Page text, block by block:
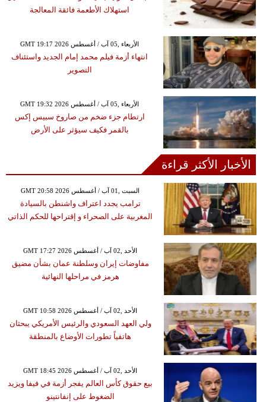
استهلاك الأطعمة فائقة المعالجة
GMT 19:17 2026 الأربعاء ,05 آب / أغسطس
انتهاء أزمة فيلم محمد إمام الجديد واستئناف
التصوير
GMT 19:32 2026 الأربعاء ,05 آب / أغسطس
ارتطام جزء ضخم من صاروخ سبيس إكس
بالقمر فكيف سيؤثر على الأرض
الأخبار الأكثر قراءة
GMT 20:58 2026 السبت ,01 آب / أغسطس
ترامب يجدد اعتراف واشنطن بالسيادة
المغربية على الصحراء و إقتراحها للحكم الذاتي
GMT 17:27 2026 الأحد ,02 آب / أغسطس
مفاوضات إيران وسلطنة عمان بشأن مضيق
هرمز في مراحلها النهائية
GMT 10:58 2026 الأحد ,02 آب / أغسطس
ولي العهد السعودي والرئيس الأمريكي يبحثان
هاتفياً تطورات الأوضاع بالمنطقة
GMT 18:45 2026 الأحد ,02 آب / أغسطس
بيع حقوق كأس العالم يفجر أزمة في فيفا ويزيد
الضغوط على إنفانتينو